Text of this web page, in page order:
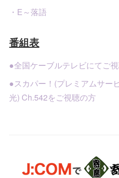
・E～落語
番組表
●全国ケーブルテレビにてご
●スカパー！(プレミアムサー
光) Ch.542をご視聴の方